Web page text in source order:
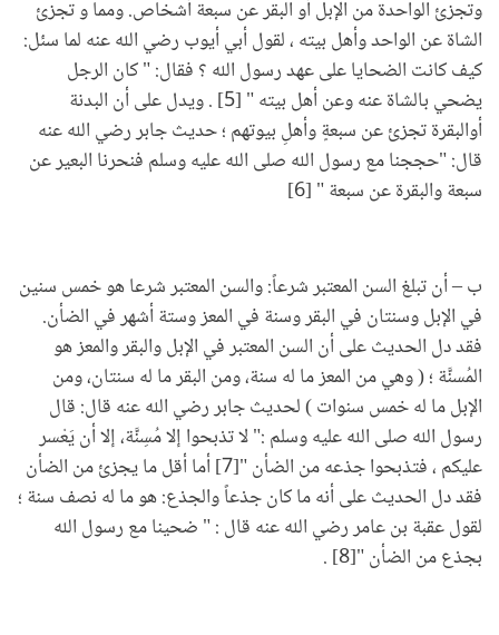
وتجزئ الواحدة من الإبل أو البقر عن سبعة أشخاص. ومما و تجزئ
الشاة عن الواحد وأهل بيته ، لقول أبي أيوب رضي الله عنه لما سئل:
كيف كانت الضحايا على عهد رسول الله ؟ فقال: " كان الرجل
يضحي بالشاة عنه وعن أهل بيته " [5] . ويدل على أن البدنة
أوالبقرة تجزئ عن سبعةٍ وأهلِ بيوتهم ؛ حديث جابر رضي الله عنه
قال: "حججنا مع رسول الله صلى الله عليه وسلم فنحرنا البعير عن
سبعة والبقرة عن سبعة " [6]
ب – أن تبلغ السن المعتبر شرعاً: والسن المعتبر شرعا هو خمس سنين
في الإبل وسنتان في البقر وسنة في المعز وستة أشهر في الضأن.
فقد دل الحديث على أن السن المعتبر في الإبل والبقر والمعز هو
المُسنَّة ؛ ( وهي من المعز ما له سنة، ومن البقر ما له سنتان، ومن
الإبل ما له خمس سنوات ) لحديث جابر رضي الله عنه قال: قال
رسول الله صلى الله عليه وسلم :" لا تذبحوا إلا مُسِنَّة، إلا أن يَعْسر
عليكم ، فتذبحوا جذعه من الضأن "[7] أما أقل ما يجزئ من الضأن
فقد دل الحديث على أنه ما كان جذعاً والجذع: هو ما له نصف سنة ؛
لقول عقبة بن عامر رضي الله عنه قال : " ضحينا مع رسول الله
بجذع من الضأن "[8] .